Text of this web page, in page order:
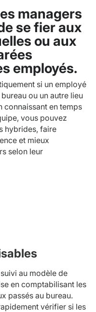
managers
se fier aux
ou aux
employés.
si un employé
ou un autre lieu
connaissant en temps
vous pouvez
hybrides, faire
et mieux
selon leur
au modèle de
en comptabilisant les
passés au bureau.
vérifier si les